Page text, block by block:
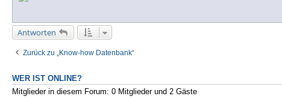
Antworten
Zurück zu „Know-how Datenbank“
WER IST ONLINE?
Mitglieder in diesem Forum: 0 Mitglieder und 2 Gäste